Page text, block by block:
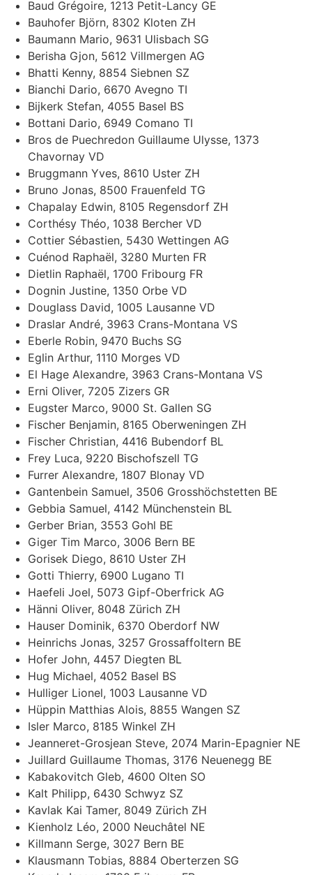
Baud Grégoire, 1213 Petit-Lancy GE
Bauhofer Björn, 8302 Kloten ZH
Baumann Mario, 9631 Ulisbach SG
Berisha Gjon, 5612 Villmergen AG
Bhatti Kenny, 8854 Siebnen SZ
Bianchi Dario, 6670 Avegno TI
Bijkerk Stefan, 4055 Basel BS
Bottani Dario, 6949 Comano TI
Bros de Puechredon Guillaume Ulysse, 1373
Chavornay VD
Bruggmann Yves, 8610 Uster ZH
Bruno Jonas, 8500 Frauenfeld TG
Chapalay Edwin, 8105 Regensdorf ZH
Corthésy Théo, 1038 Bercher VD
Cottier Sébastien, 5430 Wettingen AG
Cuénod Raphaël, 3280 Murten FR
Dietlin Raphaël, 1700 Fribourg FR
Dognin Justine, 1350 Orbe VD
Douglass David, 1005 Lausanne VD
Draslar André, 3963 Crans-Montana VS
Eberle Robin, 9470 Buchs SG
Eglin Arthur, 1110 Morges VD
El Hage Alexandre, 3963 Crans-Montana VS
Erni Oliver, 7205 Zizers GR
Eugster Marco, 9000 St. Gallen SG
Fischer Benjamin, 8165 Oberweningen ZH
Fischer Christian, 4416 Bubendorf BL
Frey Luca, 9220 Bischofszell TG
Furrer Alexandre, 1807 Blonay VD
Gantenbein Samuel, 3506 Grosshöchstetten BE
Gebbia Samuel, 4142 Münchenstein BL
Gerber Brian, 3553 Gohl BE
Giger Tim Marco, 3006 Bern BE
Gorisek Diego, 8610 Uster ZH
Gotti Thierry, 6900 Lugano TI
Haefeli Joel, 5073 Gipf-Oberfrick AG
Hänni Oliver, 8048 Zürich ZH
Hauser Dominik, 6370 Oberdorf NW
Heinrichs Jonas, 3257 Grossaffoltern BE
Hofer John, 4457 Diegten BL
Hug Michael, 4052 Basel BS
Hulliger Lionel, 1003 Lausanne VD
Hüppin Matthias Alois, 8855 Wangen SZ
Isler Marco, 8185 Winkel ZH
Jeanneret-Grosjean Steve, 2074 Marin-Epagnier NE
Juillard Guillaume Thomas, 3176 Neuenegg BE
Kabakovitch Gleb, 4600 Olten SO
Kalt Philipp, 6430 Schwyz SZ
Kavlak Kai Tamer, 8049 Zürich ZH
Kienholz Léo, 2000 Neuchâtel NE
Killmann Serge, 3027 Bern BE
Klausmann Tobias, 8884 Oberterzen SG